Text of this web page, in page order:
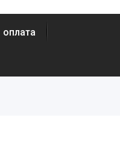
оплата